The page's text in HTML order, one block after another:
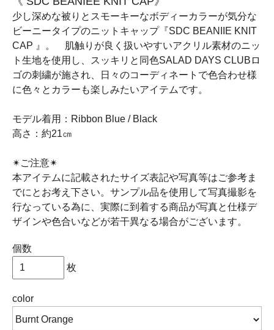
少し深めな被りとスモーキーなボディーカラーが気分な
ビーニータイプのニットキャップ『SDC BEANIIE KNIT
CAP 』。 肌触りが良く扱いやすいアクリル素材のニッ
ト生地を使用し、スッキリと同色SALAD DAYS CLUBロ
ゴの刺繍が施され、日々のコーディネートで色合わせ様
に色々とカラーも楽しみたいアイテムです。
モデル着用：Ribbon Blue / Black
高さ：約21㎝
✴︎ご注意✴︎
本アイテムに記載されたサイズ表記や写真等はご参考ま
でにとお考え下さい。サンプル品を使用して写真撮影を
行なっている為に、実際に到着する商品が写真と仕様デ
ザインや色合いなどが若干異なる場合がございます。
個数
枚
color